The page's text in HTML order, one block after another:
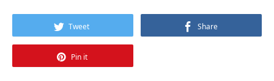
Tweet Share
Pin it